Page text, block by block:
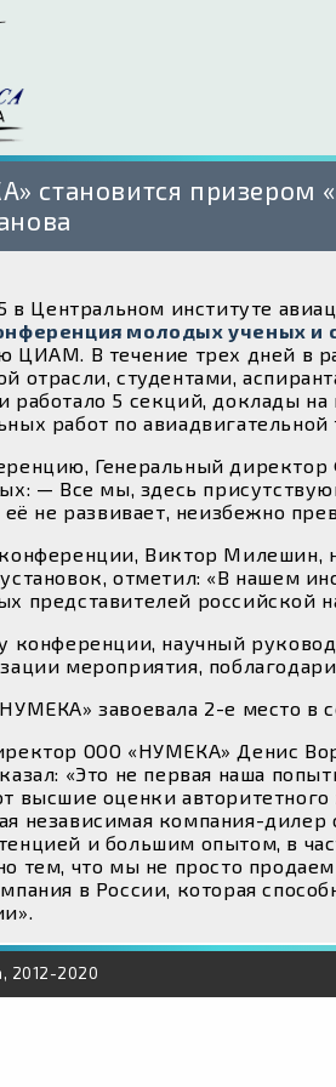
становится призером
в Центральном институте
молодых ученых и
ЦИАМ. В течение трех дней в
отрасли, студентами,
работало 5 секций, доклады
работ по авиадвигательной
Генеральный
— Все мы, здесь
её не развивает, неизбежно
Виктор Милешин,
отметил: «В нашем
представителей российской
конференции, научный
мероприятия,
завоевала 2-е место в
ООО «НУМЕКА» Денис
«Это не первая наша
высшие оценки
независимая компания-дилер
и большим опытом, в
тем, что мы не просто
в России, которая
2012-2020